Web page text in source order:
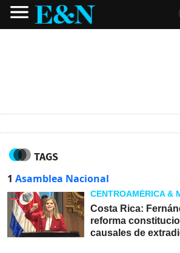
TAGS
1 Asamblea Nacional
CENTROAMÉRICA &
Costa Rica:
reforma
causales de